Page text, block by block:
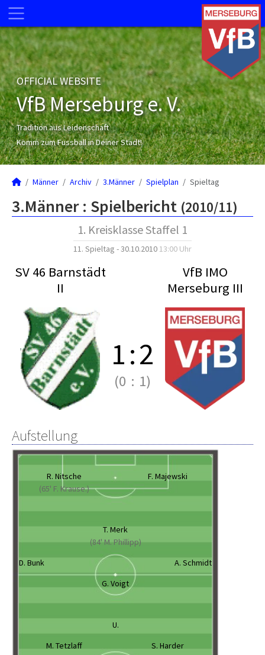
OFFICIAL WEBSITE
VfB Merseburg e. V.
Tradition aus Leidenschaft
Komm zum Fussball in Deiner Stadt!
Männer Archiv 3.Männer Spielplan Spieltag
3.Männer : Spielbericht (2010/11)
1. Kreisklasse Staffel 1
11. Spieltag - 30.10.2010 13:00 Uhr
SV 46 Barnstädt
II
VfB IMO
Merseburg III
1:2
(0 : 1)
Aufstellung
R. Nitsche
(65' F. Krause.)
F. Majewski
T. Merk
(84' M. Phillipp)
D. Bunk
A. Schmidt
G. Voigt
U.
M. Tetzlaff
S. Harder